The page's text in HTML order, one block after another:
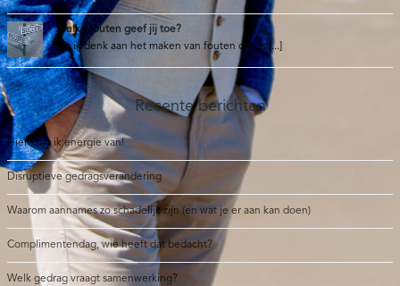
Welke fouten geef jij toe?
Als ik denk aan het maken van fouten dan is [...]
Recente berichten
Hier krijg ik energie van!
Disruptieve gedragsverandering
Waarom aannames zo schadelijk zijn (en wat je er aan kan doen)
Complimentendag, wie heeft dat bedacht?
Welk gedrag vraagt samenwerking?